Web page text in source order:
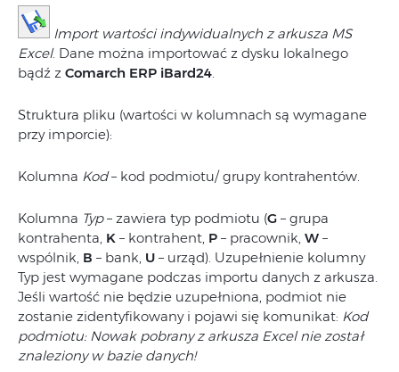
Import wartości indywidualnych z arkusza MS
Excel. Dane można importować z dysku lokalnego
bądź z Comarch ERP iBard24.
Struktura pliku (wartości w kolumnach są wymagane
przy imporcie):
Kolumna Kod– kod podmiotu/ grupy kontrahentów.
Kolumna Typ– zawiera typ podmiotu (G – grupa
kontrahenta, K – kontrahent, P – pracownik, W –
wspólnik, B – bank, U – urząd). Uzupełnienie kolumny
Typ jest wymagane podczas importu danych z arkusza.
Jeśli wartość nie będzie uzupełniona, podmiot nie
zostanie zidentyfikowany i pojawi się komunikat: Kod
podmiotu: Nowak pobrany z arkusza Excel nie został
znaleziony w bazie danych!